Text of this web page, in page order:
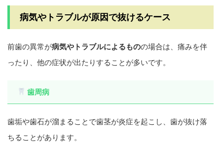
病気やトラブルが原因で抜けるケース
前歯の異常が病気やトラブルによるものの場合は、痛みを伴
ったり、他の症状が出たりすることが多いです。
歯周病
歯垢や歯石が溜まることで歯茎が炎症を起こし、歯が抜け落
ちることがあります。